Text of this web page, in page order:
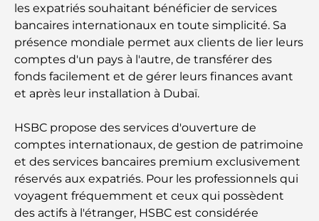
Maisons conformes au Vastu : Guide pratique pour
Les meilleures entreprises d'aménagement
paysager à Dubaï : Transformer vos espaces
extérieurs
Les meilleures entreprises de déménagement à
Dubaï : un guide complet
Palm Jebel Ali contre Palm Jumeirah : une
comparaison claire pour les acheteurs immobiliers
avisés
les expatriés souhaitant bénéficier de services
bancaires internationaux en toute simplicité. Sa
présence mondiale permet aux clients de lier leurs
comptes d'un pays à l'autre, de transférer des
fonds facilement et de gérer leurs finances avant
et après leur installation à Dubaï.
HSBC propose des services d'ouverture de
comptes internationaux, de gestion de patrimoine
et des services bancaires premium exclusivement
réservés aux expatriés. Pour les professionnels qui
voyagent fréquemment et ceux qui possèdent
des actifs à l'étranger, HSBC est considérée